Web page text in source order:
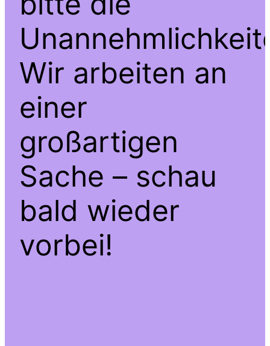
Wir arbeiten an
einer
großartigen
Sache – schau
bald wieder
vorbei!